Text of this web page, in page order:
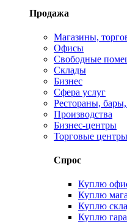
Продажа
Магазины,
Офисы
Свободные
Склады
Бизнес
Сфера услуг
Рестораны,
Производства
Бизнес-центры
Торговые центры
Спрос
Куплю
Куплю
Куплю
Куплю